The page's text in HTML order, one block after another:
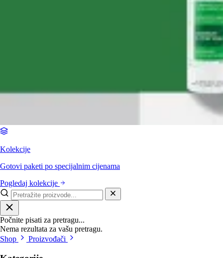
Kolekcije
Gotovi paketi po specijalnim cijenama
Pogledaj kolekcije
Počnite pisati za pretragu...
Nema rezultata za vašu pretragu.
Shop
Proizvođači